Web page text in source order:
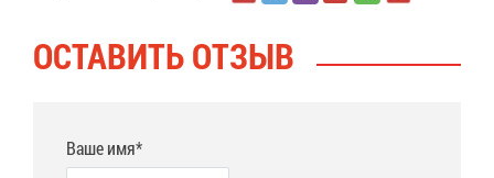
ОСТА­ВИТЬ ОТ­ЗЫВ
Ваше имя*